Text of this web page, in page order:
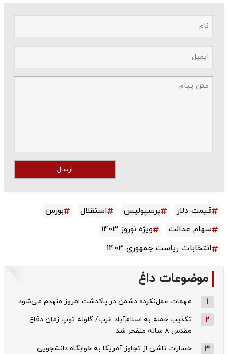
ارسال
قیمت دلار پرسپولیس استقلال
بورس
سهام عدالت
ویژه نوروز 1403
انتخابات ریاست جمهوری 1403
موضوعات داغ
1 مهمات عمل‌نکرده دشمن در پاکدشت امروز منهدم می‌شود
2
تکذیب حمله به اسلام‌آباد غرب/ گلوله توپ زمان دفاع
مقدس ۸ ساله منفجر شد
3 خسارات ناشی از تجاوز آمریکا به خوابگاه دانشجویی